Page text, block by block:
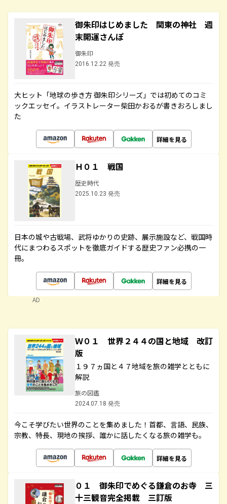
御朱印はじめました 関東の神社 週
末開運さんぽ
御朱印
2016.12.22 発売
大ヒット「地球の歩き方 御朱印シリーズ」では初めてのコミ
ックエッセイ。イラストレーター柴田かおるが書きおろしまし
た
詳細を見る
Ｈ０１ 戦国
歴史時代
2025.10.23 発売
日本の城や古戦場、武将ゆかりの史跡、展示施設など、戦国時
代にまつわるスポットを徹底ガイドする歴史ファン必携の一
冊。
詳細を見る
AD
Ｗ０１ 世界２４４の国と地域 改訂
版
１９７ヵ国と４７地域を旅の雑学とともに
解説
旅の図鑑
2024.07.18 発売
今こそ学びたい世界のことを集めました！首都、言語、民族、
宗教、特長、現地の挨拶、誰かに話したくなる旅の雑学も。
詳細を見る
０１ 御朱印でめぐる鎌倉のお寺 三
十三観音完全掲載 三訂版